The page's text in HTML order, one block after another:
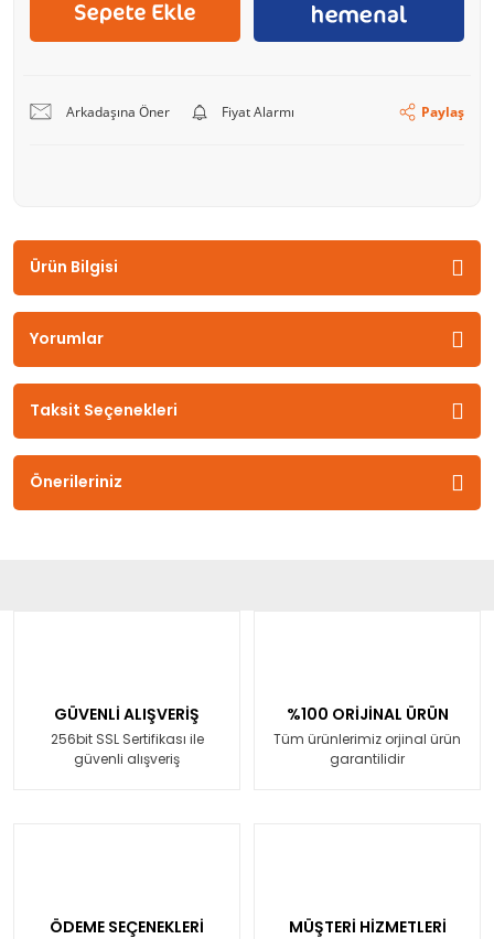
Arkadaşına Öner Fiyat Alarmı Paylaş
Ürün Bilgisi
Yorumlar
Taksit Seçenekleri
Önerileriniz
GÜVENLİ ALIŞVERİŞ
256bit SSL Sertifikası ile
güvenli alışveriş
%100 ORİJİNAL ÜRÜN
Tüm ürünlerimiz orjinal ürün
garantilidir
ÖDEME SEÇENEKLERİ MÜŞTERİ HİZMETLERİ